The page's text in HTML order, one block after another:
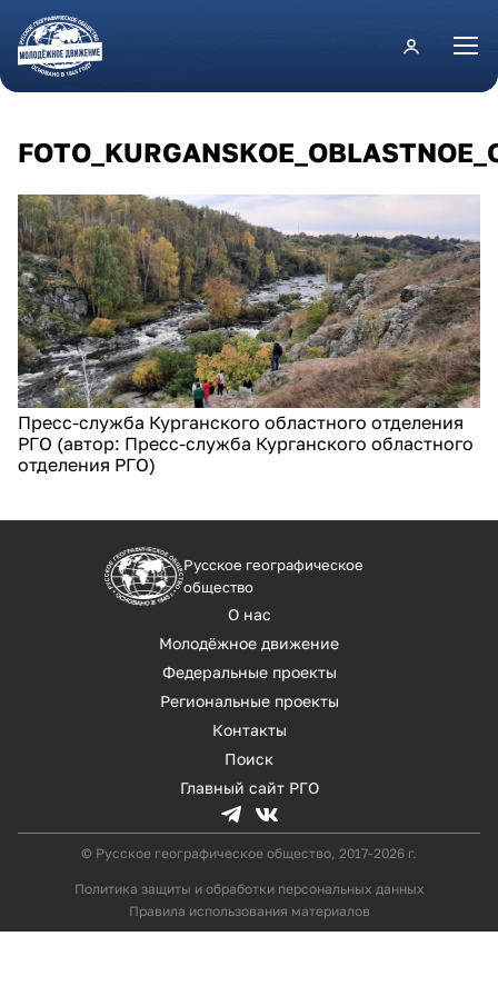
Перейти к основному содержанию
Пресс-служба Курганского областного отделения
РГО (автор: Пресс-служба Курганского областного
отделения РГО)
Русское географическое
общество
О нас
Молодёжное движение
Федеральные проекты
Региональные проекты
Контакты
Поиск
Главный сайт РГО
© Русское географическое общество, 2017-2026 г.
Политика защиты и обработки персональных данных
Правила использования материалов